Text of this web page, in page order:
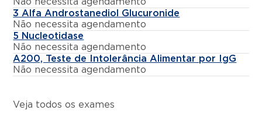
3 Alfa Androstanediol Glucuronide
Não necessita agendamento
5 Nucleotidase
Não necessita agendamento
A200, Teste de Intolerância Alimentar por IgG
Não necessita agendamento
Veja todos os exames